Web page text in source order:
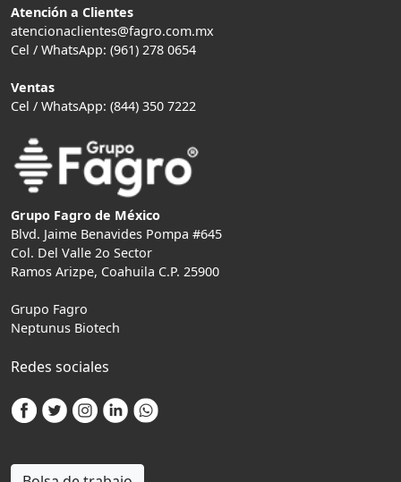
Atención a Clientes
atencionaclientes@fagro.com.mx
Cel / WhatsApp: (961) 278 0654
Ventas
Cel / WhatsApp: (844) 350 7222
Grupo Fagro de México
Blvd. Jaime Benavides Pompa #645
Col. Del Valle 2o Sector
Ramos Arizpe, Coahuila C.P. 25900
Grupo Fagro
Neptunus Biotech
Redes sociales